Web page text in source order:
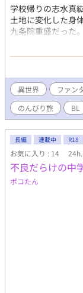
学校帰りの志水真
土地に変化した身
九条院重盛だった
してのお役目はさ
がない。 そんなの
れていく。 受験
に置いてきた。 眠
ャラ妖狐の男二人
てミステリ風味。
カテゴリーをファ
ベルズ様にて同小
異世界 ファン
のんびり旅
BL
長編 連載中 R18
お気に入り : 14
不良だらけの中
ポコたん